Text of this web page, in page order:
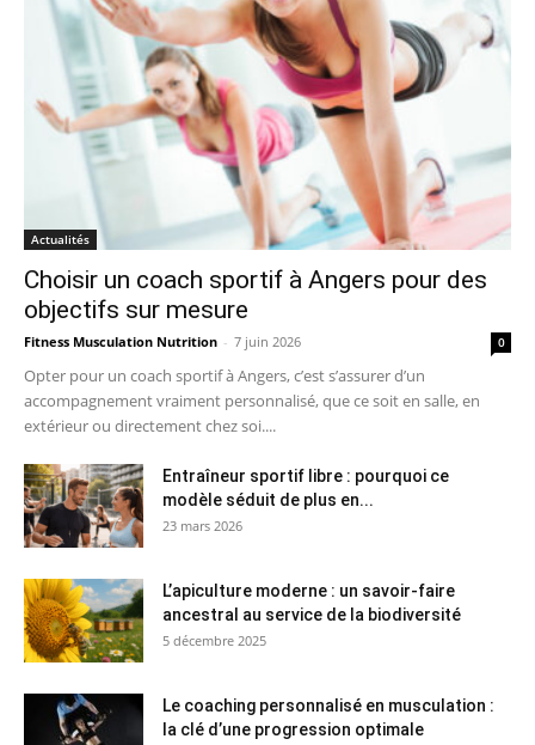
Actualités
Choisir un coach sportif à Angers pour des
objectifs sur mesure
Fitness Musculation Nutrition - 7 juin 2026 0
Opter pour un coach sportif à Angers, c’est s’assurer d’un
accompagnement vraiment personnalisé, que ce soit en salle, en
extérieur ou directement chez soi....
Entraîneur sportif libre : pourquoi ce
modèle séduit de plus en...
23 mars 2026
L’apiculture moderne : un savoir-faire
ancestral au service de la biodiversité
5 décembre 2025
Le coaching personnalisé en musculation :
la clé d’une progression optimale